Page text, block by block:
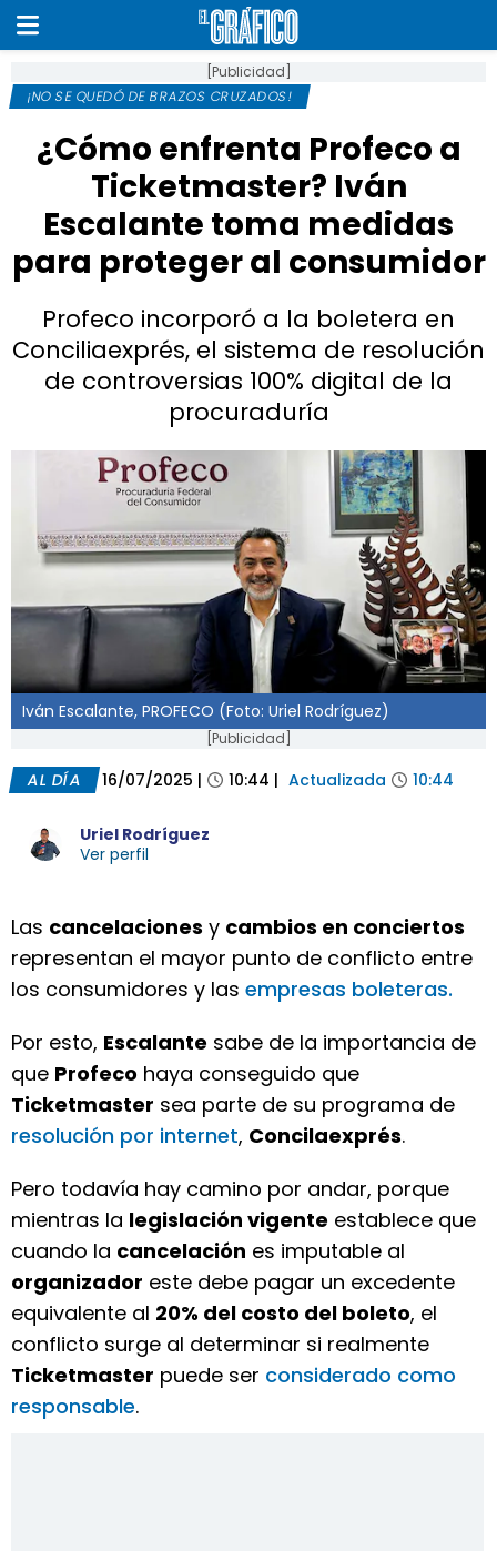
[Publicidad]
¡NO SE QUEDÓ DE BRAZOS CRUZADOS!
¿Cómo enfrenta Profeco a
Ticketmaster? Iván
Escalante toma medidas
para proteger al consumidor
Profeco incorporó a la boletera en
Conciliaexprés, el sistema de resolución
de controversias 100% digital de la
procuraduría
Iván Escalante, PROFECO (Foto: Uriel Rodríguez)
[Publicidad]
AL DÍA 16/07/2025 | 10:44 | Actualizada 10:44
Uriel Rodríguez
Ver perfil
Las cancelaciones y cambios en conciertos
representan el mayor punto de conflicto entre
los consumidores y las empresas boleteras.
Por esto, Escalante sabe de la importancia de
que Profeco haya conseguido que
Ticketmaster sea parte de su programa de
resolución por internet, Concilaexprés.
Pero todavía hay camino por andar, porque
mientras la legislación vigente establece que
cuando la cancelación es imputable al
organizador este debe pagar un excedente
equivalente al 20% del costo del boleto, el
conflicto surge al determinar si realmente
Ticketmaster puede ser considerado como
responsable.